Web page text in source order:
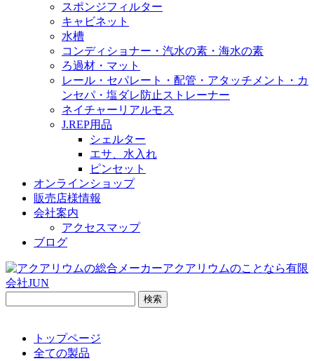
スポンジフィルター
キャビネット
水槽
コンディショナー・汽水の素・海水の素
ろ過材・マット
レール・セパレート・配管・アタッチメント・カ
ンセパ・塩ダレ防止ストレーナー
ネイチャーリアルモス
J.REP用品
シェルター
エサ、水入れ
ピンセット
オンラインショップ
販売店様情報
会社案内
アクセスマップ
ブログ
トップページ
全ての製品